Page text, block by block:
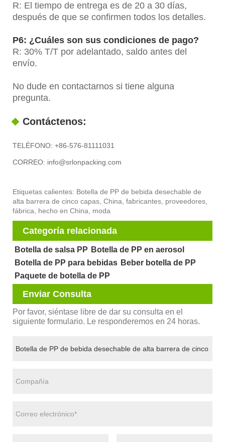
R: El tiempo de entrega es de 20 a 30 días,
después de que se confirmen todos los detalles.
P6: ¿Cuáles son sus condiciones de pago?
R: 30% T/T por adelantado, saldo antes del
envío.
No dude en contactarnos si tiene alguna
pregunta.
Contáctenos:
TELÉFONO: +86-576-81111031
CORREO: info@srlonpacking.com
Etiquetas calientes: Botella de PP de bebida desechable de
alta barrera de cinco capas, China, fabricantes, proveedores,
fábrica, hecho en China, moda
Categoría relacionada
Botella de salsa PP Botella de PP en aerosol
Botella de PP para bebidas Beber botella de PP
Paquete de botella de PP
Enviar Consulta
Por favor, siéntase libre de dar su consulta en el
siguiente formulario. Le responderemos en 24 horas.